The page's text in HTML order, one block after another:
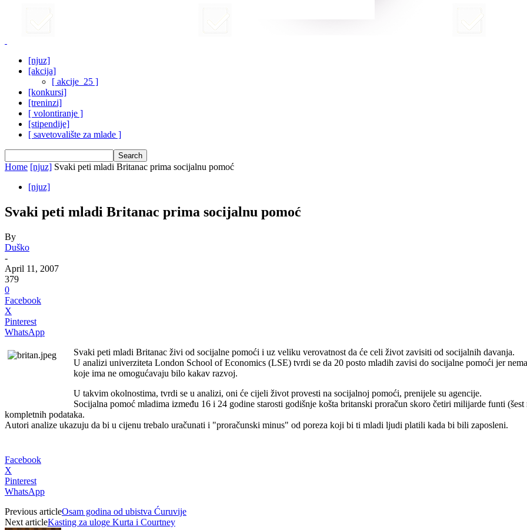
[njuz]
[akcija]
[ akcije_25 ]
[konkursi]
[treninzi]
[ volontiranje ]
[stipendije]
[ savetovalište za mlade ]
Home [njuz] Svaki peti mladi Britanac prima socijalnu pomoć
[njuz]
Svaki peti mladi Britanac prima socijalnu pomoć
By
Duško
-
April 11, 2007
379
0
Facebook
X
Pinterest
WhatsApp
Svaki peti mladi Britanac živi od socijalne pomoći i uz veliku verovatnost da će celi život zavisiti od socijalnih davanja.
U analizi univerziteta London School of Economics (LSE) tvrdi se da 20 posto mladih zavisi do socijalne pomoći jer
koje ima ne omogućavaju bilo kakav razvoj.
U takvim okolnostima, tvrdi se u analizi, oni će cijeli život provesti na socijalnoj pomoći, prenijele su agencije.
Socijalna pomoć mladima između 16 i 24 godine starosti godišnje košta britanski proračun skoro četiri milijarde funti
kompletnih podataka.
Autori analize ukazuju da bi u cijenu trebalo uračunati i "proračunski minus" od poreza koji bi ti mladi ljudi platili kada bi bili zaposleni.
Facebook
X
Pinterest
WhatsApp
Previous articleOsam godina od ubistva Ćuruvije
Next articleKasting za uloge Kurta i Courtney